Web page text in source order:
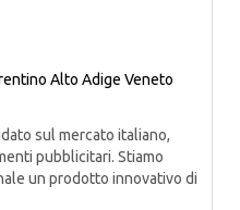
Alto Adige Veneto
sul mercato italiano,
pubblicitari. Stiamo
un prodotto innovativo di